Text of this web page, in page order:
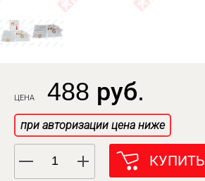
ЦЕНА 488 руб.
при авторизации цена ниже
КУПИТЬ